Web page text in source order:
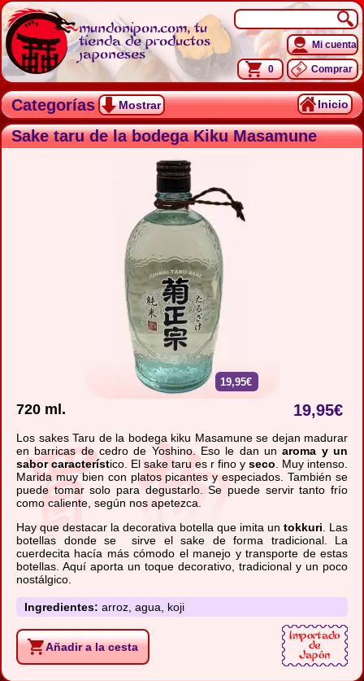
mundonipon.com, tu
tienda de productos
japoneses
Mi cuenta
0 Comprar
Categorías Mostrar Inicio
Sake taru de la bodega Kiku Masamune
19,95€
720 ml. 19,95€
Los sakes Taru de la bodega kiku Masamune se dejan madurar
en barricas de cedro de Yoshino. Eso le dan unaroma y un
sabor característico. El sake taru es r fino y seco . Muy intenso.
Marida muy bien con platos picantes y especiados. También se
puede tomar solo para degustarlo. Se puede servir tanto frío
como caliente, según nos apetezca.
Hay que destacar la decorativa botella que imita un tokkuri . Las
botellas donde se sirve el sake de forma tradicional. La
cuerdecita hacía más cómodo el manejo y transporte de estas
botellas. Aquí aporta un toque decorativo, tradicional y un poco
nostálgico.
Ingredientes: arroz, agua, koji
Añadir a la cesta